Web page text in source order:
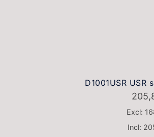
D1001USR
Excl:
Incl: